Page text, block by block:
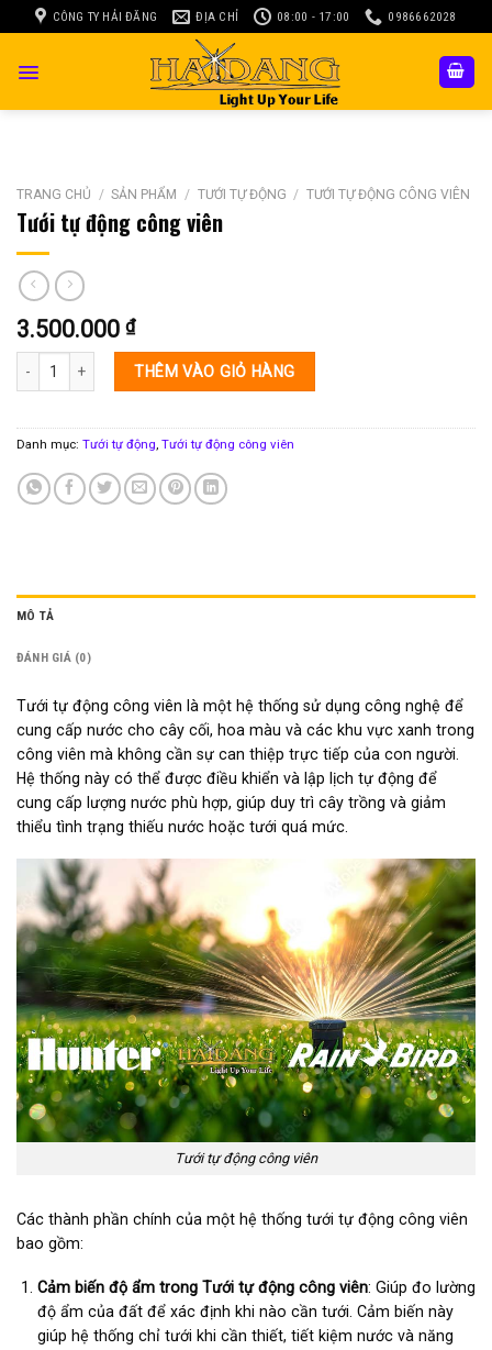
to
CÔNG TY HẢI ĐĂNG ĐỊA CHỈ 08:00 - 17:00 0986662028
TRANG CHỦ / SẢN PHẨM / TƯỚI TỰ ĐỘNG / TƯỚI TỰ ĐỘNG CÔNG VIÊN
Tưới tự động công viên
3.500.000 ₫
Tưới tự động công viên số lượng
THÊM VÀO GIỎ HÀNG
Danh mục: Tưới tự động, Tưới tự động công viên
MÔ TẢ
ĐÁNH GIÁ (0)
Tưới tự động công viên là một hệ thống sử dụng công nghệ để
cung cấp nước cho cây cối, hoa màu và các khu vực xanh trong
công viên mà không cần sự can thiệp trực tiếp của con người.
Hệ thống này có thể được điều khiển và lập lịch tự động để
cung cấp lượng nước phù hợp, giúp duy trì cây trồng và giảm
thiểu tình trạng thiếu nước hoặc tưới quá mức.
Tưới tự động công viên
Các thành phần chính của một hệ thống tưới tự động công viên
bao gồm:
Cảm biến độ ẩm trong Tưới tự động công viên: Giúp đo lường
độ ẩm của đất để xác định khi nào cần tưới. Cảm biến này
giúp hệ thống chỉ tưới khi cần thiết, tiết kiệm nước và năng